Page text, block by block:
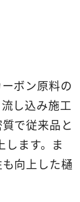
ボン原料の
し込み施工
で従来品と
ます。ま
向上した樋